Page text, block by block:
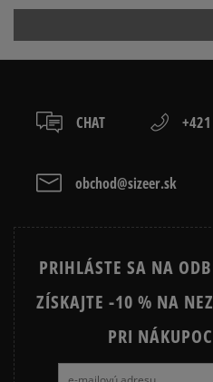
CHAT
obchod@sizeer.sk
PRIHLÁSTE SA NA
ZÍSKAJTE -10 % NA
PRI